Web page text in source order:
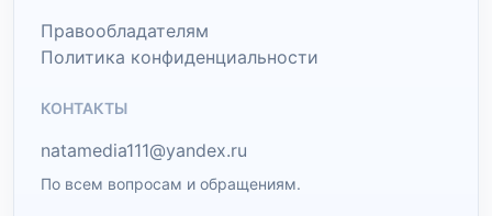
Правообладателям
Политика конфиденциальности
КОНТАКТЫ
natamedia111@yandex.ru
По всем вопросам и обращениям.